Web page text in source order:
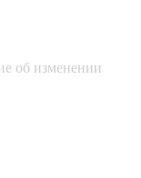
об изменении